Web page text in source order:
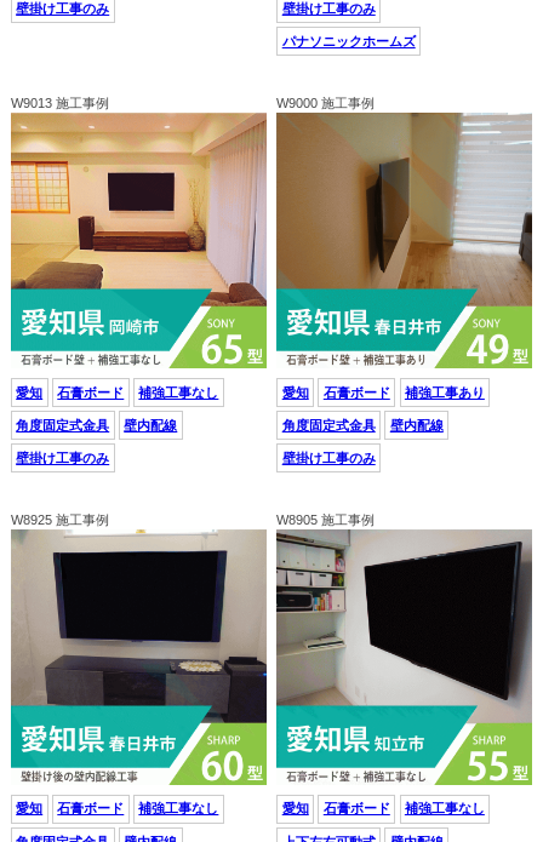
壁掛け工事のみ 壁掛け工事のみ
パナソニックホームズ
W9013 施工事例
愛知 石膏ボード 補強工事なし
角度固定式金具 壁内配線
壁掛け工事のみ
W9000 施工事例
愛知 石膏ボード 補強工事あり
角度固定式金具 壁内配線
壁掛け工事のみ
W8925 施工事例
愛知 石膏ボード 補強工事なし
W8905 施工事例
愛知 石膏ボード 補強工事なし